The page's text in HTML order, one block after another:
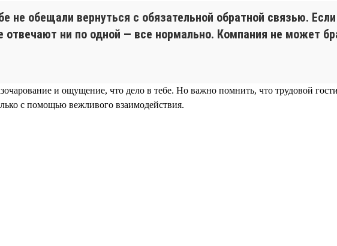
не обещали вернуться с обязательной обратной связью.
отвечают ни по одной — все нормально. Компания не может
и ощущение, что дело в тебе. Но важно помнить, что трудовой
с помощью вежливого взаимодействия.